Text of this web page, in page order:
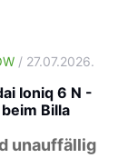
/ 27.07.2026.
Ioniq 6 N -
Billa
unauffällig